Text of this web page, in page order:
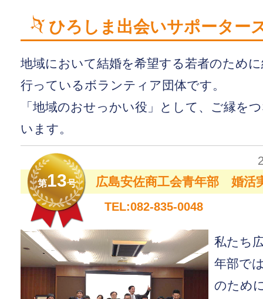
ひろしま出会いサポーター
地域において結婚を希望する若者のため
行っているボランティア団体です。
「地域のおせっかい役」として、ご縁を
います。
第13号 広島安佐商工会青年部 婚活
TEL:082-835-0048
私たち
年部で
のため